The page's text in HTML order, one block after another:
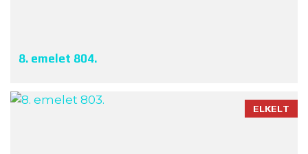
8. emelet 804.
ELKELT